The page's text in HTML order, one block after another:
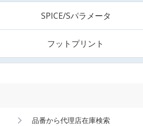
SPICE/Sパラメータ
フットプリント
品番から代理店在庫検索